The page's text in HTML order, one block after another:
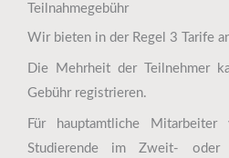
Teilnahmegebühr
Wir bieten in der Regel 3 Tarife
Die Mehrheit der Teilnehmer
Gebühr registrieren.
Für hauptamtliche
Studierende im Zweit- oder